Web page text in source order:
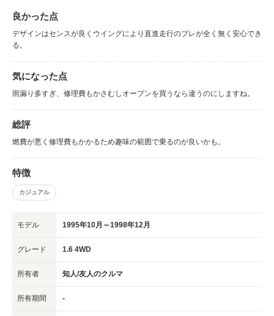
良かった点
デザインはセンスが良くウイングにより直進走行のブレが全く無く安心でき
る。
気になった点
雨漏り多すぎ、修理費もかさむしオープンを買うなら違うのにしますね。
総評
燃費が悪く修理費もかかるため趣味の範囲で乗るのが良いかも。
特徴
カジュアル
モデル 1995年10月～1998年12月
グレード 1.6 4WD
所有者 知人/友人のクルマ
所有期間 -